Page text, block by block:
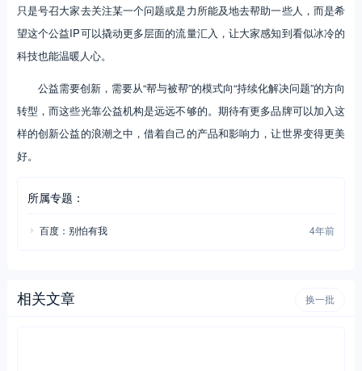
只是号召大家去关注某一个问题或是力所能及地去帮助一些人，而是希
望这个公益IP可以撬动更多层面的流量汇入，让大家感知到看似冰冷的
科技也能温暖人心。
公益需要创新，需要从“帮与被帮”的模式向“持续化解决问题”的方向
转型，而这些光靠公益机构是远远不够的。期待有更多品牌可以加入这
样的创新公益的浪潮之中，借着自己的产品和影响力，让世界变得更美
好。
所属专题：
百度：别怕有我 4年前
相关文章 换一批